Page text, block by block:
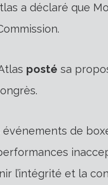
a déclaré que
posté sa
de
l’intégrité et la